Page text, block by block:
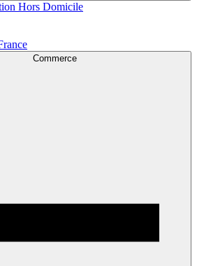
Hors Domicile
Commerce